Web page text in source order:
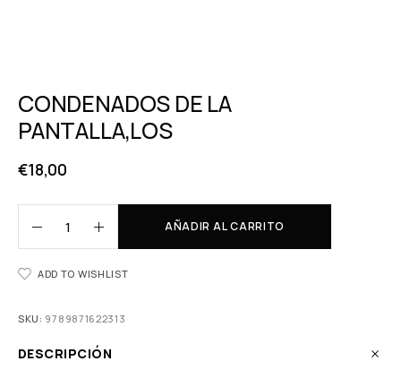
CONDENADOS DE LA
PANTALLA,LOS
€18,00
AÑADIR AL CARRITO
ADD TO WISHLIST
SKU: 9789871622313
DESCRIPCIÓN